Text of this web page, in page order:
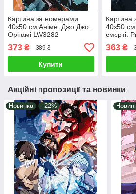
Картина за номерами
40х50 см Аніме. Джо Джо.
Орігамі LW3282
373 ₴ 389 ₴
Купити
Картина
40х50
смерті:
363₴
Акційні пропозиції та новинки
Новинка –22%